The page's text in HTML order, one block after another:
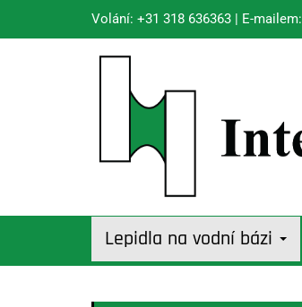
Volání: +31 318 636363 | E-mailem:
Lepidla na vodní bázi